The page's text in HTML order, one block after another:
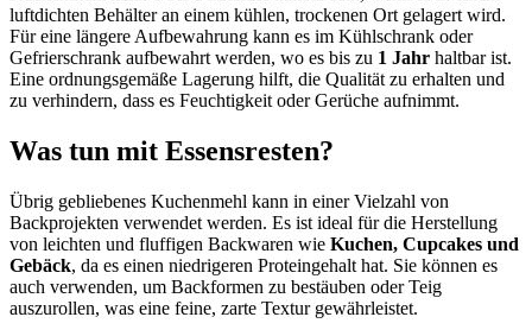
luftdichten Behälter an einem kühlen, trockenen Ort gelagert wird.
Für eine längere Aufbewahrung kann es im Kühlschrank oder
Gefrierschrank aufbewahrt werden, wo es bis zu 1 Jahr haltbar ist.
Eine ordnungsgemäße Lagerung hilft, die Qualität zu erhalten und
zu verhindern, dass es Feuchtigkeit oder Gerüche aufnimmt.
Was tun mit Essensresten?
Übrig gebliebenes Kuchenmehl kann in einer Vielzahl von
Backprojekten verwendet werden. Es ist ideal für die Herstellung
von leichten und fluffigen Backwaren wie Kuchen, Cupcakes und
Gebäck, da es einen niedrigeren Proteingehalt hat. Sie können es
auch verwenden, um Backformen zu bestäuben oder Teig
auszurollen, was eine feine, zarte Textur gewährleistet.